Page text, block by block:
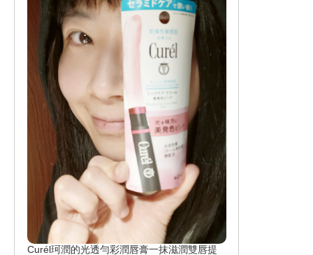
受佳，不悶、好換穿。整體使用後會想
回購和推薦他人！一包NT$ 425，容
量： 33 片，平均一片12.8元，高CP值
的平價尿布，需要常換的女寶使用也不
心疼。 #妙而舒 #極透舒膚 #隱形尿布 #
美周報 #美周閨蜜活動 #試用大隊 #試用
好評價認證 #實測鑑定 #美妝試用評價
Curél珂潤的光透勻彩潤唇膏一抹滋潤雙唇提